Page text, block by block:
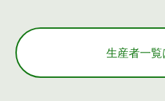
生産者一覧